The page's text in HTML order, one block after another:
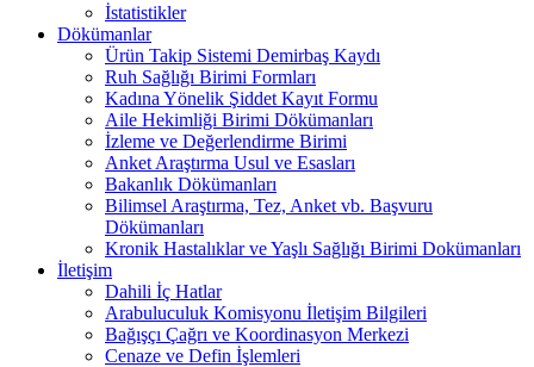
İstatistikler
Dökümanlar
Ürün Takip Sistemi Demirbaş Kaydı
Ruh Sağlığı Birimi Formları
Kadına Yönelik Şiddet Kayıt Formu
Aile Hekimliği Birimi Dökümanları
İzleme ve Değerlendirme Birimi
Anket Araştırma Usul ve Esasları
Bakanlık Dökümanları
Bilimsel Araştırma, Tez, Anket vb. Başvuru
Dökümanları
Kronik Hastalıklar ve Yaşlı Sağlığı Birimi Dokümanları
İletişim
Dahili İç Hatlar
Arabuluculuk Komisyonu İletişim Bilgileri
Bağışçı Çağrı ve Koordinasyon Merkezi
Cenaze ve Defin İşlemleri